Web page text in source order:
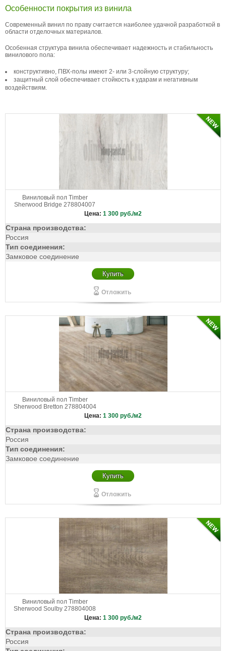
Серебристый
Серо-коичневый
Синий
Темно-коричневый
Темно-серый
Черный
Особенности покрытия из винила
Современный винил по праву считается наиболее удачной разработкой в
области отделочных материалов.
Особенная структура винила обеспечивает надежность и стабильность
винилового пола:
конструктивно, ПВХ-полы имеют 2- или 3-слойную структуру;
защитный слой обеспечивает стойкость к ударам и негативным
воздействиям.
Виниловый пол Timber
Sherwood Bridge 278804007
Цена: 1 300 руб./м2
Страна производства:
Россия
Тип соединения:
Замковое соединение
Купить
Отложить
Виниловый пол Timber
Sherwood Bretton 278804004
Цена: 1 300 руб./м2
Страна производства:
Россия
Тип соединения:
Замковое соединение
Купить
Отложить
Виниловый пол Timber
Sherwood Soulby 278804008
Цена: 1 300 руб./м2
Страна производства:
Россия